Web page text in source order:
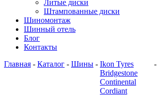
Литые диски
Штампованные диски
Шиномонтаж
Шинный отель
Блог
Контакты
Главная - Каталог - Шины - Ikon Tyres
Bridgestone
Continental
Cordiant
-